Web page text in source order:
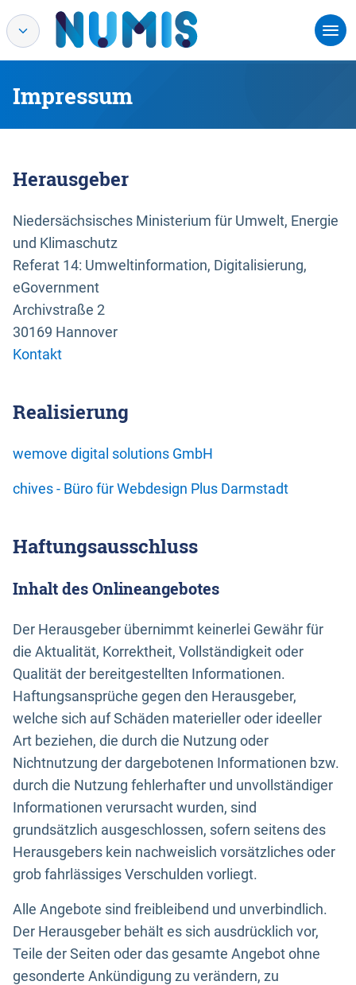
Impressum
Herausgeber
Niedersächsisches Ministerium für Umwelt, Energie
und Klimaschutz
Referat 14: Umweltinformation, Digitalisierung,
eGovernment
Archivstraße 2
30169 Hannover
Kontakt
Realisierung
wemove digital solutions GmbH
chives - Büro für Webdesign Plus Darmstadt
Haftungsausschluss
Inhalt des Onlineangebotes
Der Herausgeber übernimmt keinerlei Gewähr für
die Aktualität, Korrektheit, Vollständigkeit oder
Qualität der bereitgestellten Informationen.
Haftungsansprüche gegen den Herausgeber,
welche sich auf Schäden materieller oder ideeller
Art beziehen, die durch die Nutzung oder
Nichtnutzung der dargebotenen Informationen bzw.
durch die Nutzung fehlerhafter und unvollständiger
Informationen verursacht wurden, sind
grundsätzlich ausgeschlossen, sofern seitens des
Herausgebers kein nachweislich vorsätzliches oder
grob fahrlässiges Verschulden vorliegt.
Alle Angebote sind freibleibend und unverbindlich.
Der Herausgeber behält es sich ausdrücklich vor,
Teile der Seiten oder das gesamte Angebot ohne
gesonderte Ankündigung zu verändern, zu